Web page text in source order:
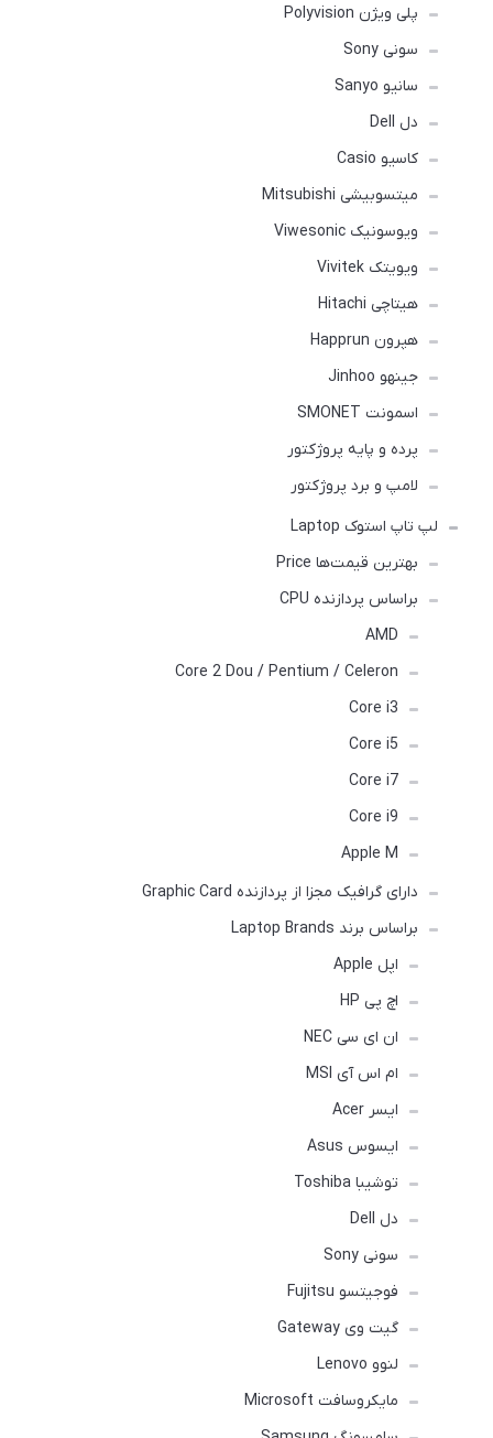
پلی ویژن Polyvision
سونی Sony
سانیو Sanyo
دل Dell
کاسیو Casio
میتسوبیشی Mitsubishi
ویوسونیک Viwesonic
ویویتک Vivitek
هیتاچی Hitachi
هپرون Happrun
جینهو Jinhoo
اسمونت SMONET
پرده و پایه پروژکتور
لامپ و برد پروژکتور
لپ تاپ استوک Laptop
بهترین قیمت‌ها Price
براساس پردازنده CPU
AMD
Core 2 Dou / Pentium / Celeron
Core i3
Core i5
Core i7
Core i9
Apple M
دارای گرافیک مجزا از پردازنده Graphic Card
براساس برند Laptop Brands
اپل Apple
اچ پی HP
ان ای سی NEC
ام اس آی MSI
ایسر Acer
ایسوس Asus
توشیبا Toshiba
دل Dell
سونی Sony
فوجیتسو Fujitsu
گیت وی Gateway
لنوو Lenovo
مایکروسافت Microsoft